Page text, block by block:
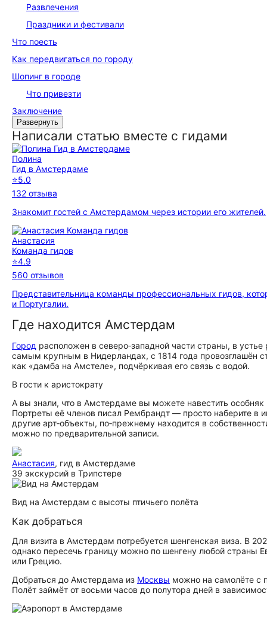
Развлечения
Праздники и фестивали
Что поесть
Как передвигаться по городу
Шопинг в городе
Что привезти
Заключение
Развернуть
Написали статью вместе с гидами
Полина
Гид в Амстердаме
⭐5.0
132 отзыва
Знакомит гостей с Амстердамом через истории его жителей.
Анастасия
Команда гидов
⭐4.9
560 отзывов
Представительница команды профессиональных гидов,
и Португалии.
Где находится Амстердам
Город расположен в северо‑западной части страны, в
самым крупным в Нидерландах, с 1814 года провозглашён
как «дамба на Амстеле», подчёркивая его связь с водой.
В гости к аристократу
А вы знали, что в Амстердаме вы можете навестить
Портреты её членов писал Рембрандт — просто наберите в
другие арт‑объекты, по‑прежнему находится в
можно по предварительной записи.
Анастасия, гид в Амстердаме
39 экскурсий в Трипстере
Вид на Амстердам с высоты птичьего полёта
Как добраться
Для визита в Амстердам потребуется шенгенская виза. В
однако пересечь границу можно по шенгену любой
или Грецию.
Добраться до Амстердама из Москвы можно на самолёте с
Полёт займёт от восьми часов до полутора дней в